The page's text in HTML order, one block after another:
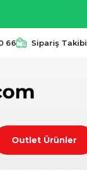
66 Sipariş Takibi
Outlet Ürünler